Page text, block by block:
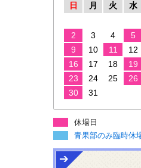
日
月 火 水
2
3 4 5
9
10 11 12
16
17 18 19
23
24 25 26
30
31
休場日
青果部のみ臨時休